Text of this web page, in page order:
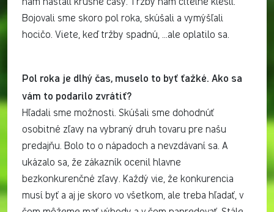
nám nastali krušné časy. Tržby nám citeľne klesli.
Bojovali sme skoro pol roka, skúšali a vymýšľali
hocičo. Viete, keď tržby spadnú, ...ale oplatilo sa.
Pol roka je dlhý čas, muselo to byť ťažké. Ako sa
vám to podarilo zvrátiť?
Hľadali sme možnosti. Skúšali sme dohodnúť
osobitné zľavy na vybraný druh tovaru pre našu
predajňu. Bolo to o nápadoch a nevzdávaní sa. A
ukázalo sa, že zákazník ocenil hlavne
bezkonkurenčné zľavy. Každý vie, že konkurencia
musí byť a aj je skoro vo všetkom, ale treba hľadať, v